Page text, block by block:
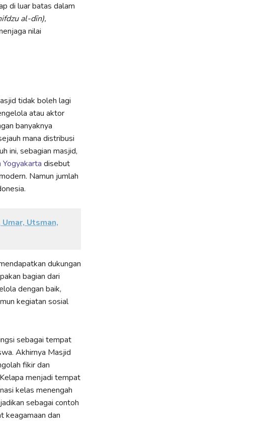
di luar batas dalam
al-dīn),
nilai
tidak boleh lagi
atau aktor
banyaknya
mana distribusi
ini, sebagian masjid,
Yogyakarta disebut
Namun jumlah
Utsman,
dukungan
bagian dari
dengan baik,
kegiatan sosial
sebagai tempat
Akhirnya Masjid
fikir dan
menjadi tempat
kelas menengah
sebagai contoh
keagamaan dan